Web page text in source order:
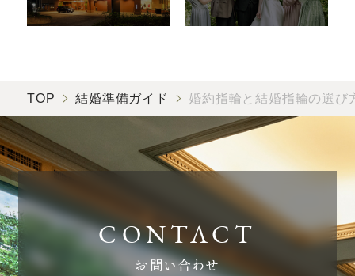
TOP 結婚準備ガイド 婚約指輪と結婚指輪の選び
お問い合わせ